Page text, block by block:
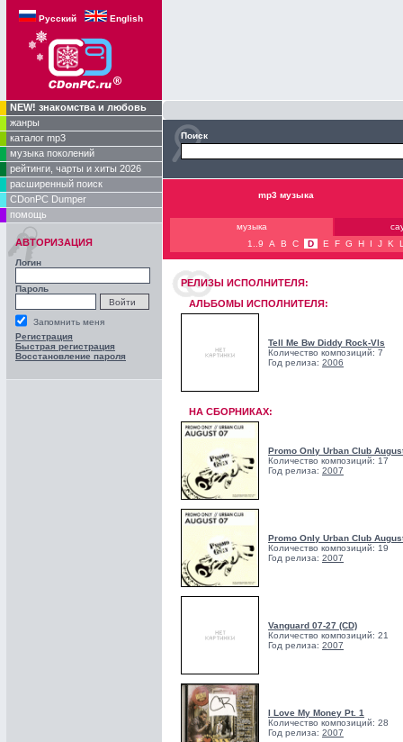
Русский English
NEW! знакомства и любовь
жанры
каталог mp3
музыка поколений
рейтинги, чарты и хиты 2026
расширенный поиск
CDonPC Dumper
помощь
АВТОРИЗАЦИЯ
Логин
Пароль
Запомнить меня
Регистрация
Быстрая регистрация
Восстановление пароля
Поиск
mp3 музыка
музыка
1..9
A B C D E F G H I J K
РЕЛИЗЫ ИCПОЛНИТЕЛЯ:
АЛЬБОМЫ ИСПОЛНИТЕЛЯ:
Tell Me Bw Diddy Rock-Vls
Количество композиций: 7
Год релиза: 2006
НА СБОРНИКАХ:
Promo Only Urban Club
Количество композиций: 17
Год релиза: 2007
Promo Only Urban Club
Количество композиций: 19
Год релиза: 2007
Vanguard 07-27 (CD)
Количество композиций: 21
Год релиза: 2007
I Love My Money Pt. 1
Количество композиций: 28
Год релиза: 2007